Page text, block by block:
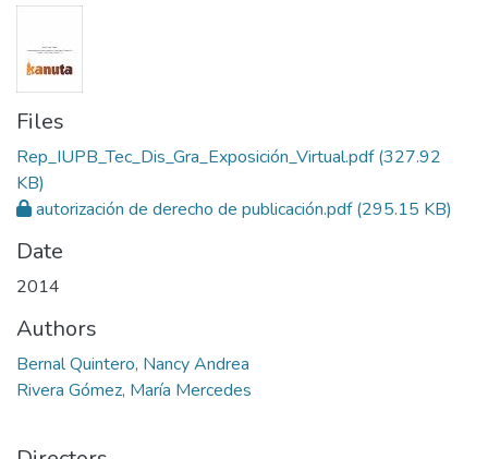
Files
Rep_IUPB_Tec_Dis_Gra_Exposición_Virtual.pdf(327.92
KB)
autorización de derecho de publicación.pdf(295.15 KB)
Date
2014
Authors
Bernal Quintero, Nancy Andrea
Rivera Gómez, María Mercedes